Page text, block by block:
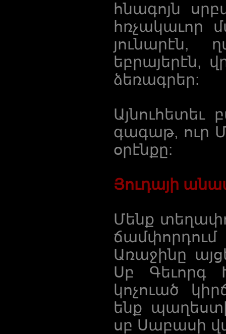
հնագոյն
հռչակաւոր
յունարէն,
եբրայերէն,
ձեռագրեր:
Այնուհետեւ
գագաթ, ուր
օրէնքը:
Յուդայի
Մենք
Առաջինը
Սբ Գեւորգ
կոչուած
ենք
սբ Սաբասի